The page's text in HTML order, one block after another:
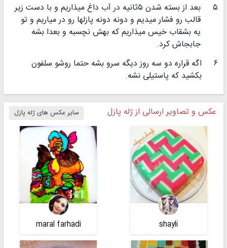
۵
بعد از بسته شدن ۵ثانیه در آب داغ میذاریم و با دست زیر
قالب رو فشار میدیم و دونه دونه پازلها رو در میاریم و تو
یه بشقاب خیس میذاریم كه بهش نچسبه و بعدا بشه
جابجاش كرد.
۶
اگه قراره دو سه روز دیگه سرو بشه حتما روشو سلفون
بكشید كه پاستیلی نشه.
عکس و تصاویر ارسالی از ژله پازل سایر عکس های ژله پازل
shayli
maral farhadi